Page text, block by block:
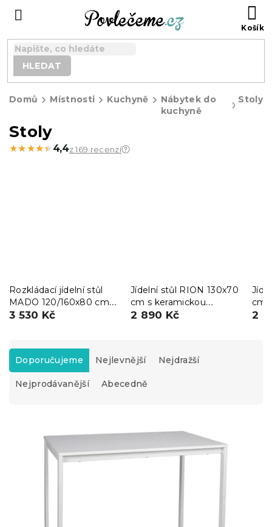
HLEDAT
Domů Místnosti Kuchyně
Nábytek do
kuchyně
Stoly
Stoly
★★★★★
★★★★★ 4,4z 169 recenzí
Rozkládací jídelní stůl
MADO 120/160x80 cm,
bílá/dub sonoma
3 530 Kč
Jídelní stůl RION 130x70
cm s keramickou
deskou, černý mramor
2 890 Kč
cm
2
Ř
z
e
Doporučujeme Nejlevnější Nejdražší
Nejprodávanější Abecedně